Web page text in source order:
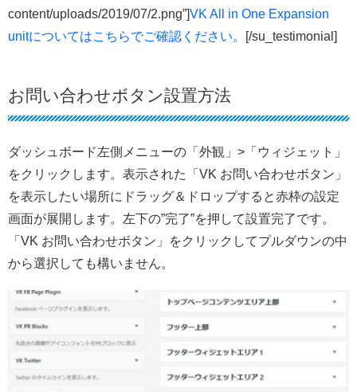
content/uploads/2019/07/2.png”]VK All in One Expansion
unitについてはこちらでご確認ください。
[/su_testimonial]
お問い合わせボタン設置方法
ダッシュボード左側メニューの「外観」>「ウィジェット」
をクリックします。表示された「VK お問い合わせボタン」
を表示したい場所にドラッグ＆ドロップすると赤枠の設定
画面が展開します。左下の”完了”を押して設置完了です。
「VK お問い合わせボタン」をクリックしてプルダウンの中
から選択しても構いません。